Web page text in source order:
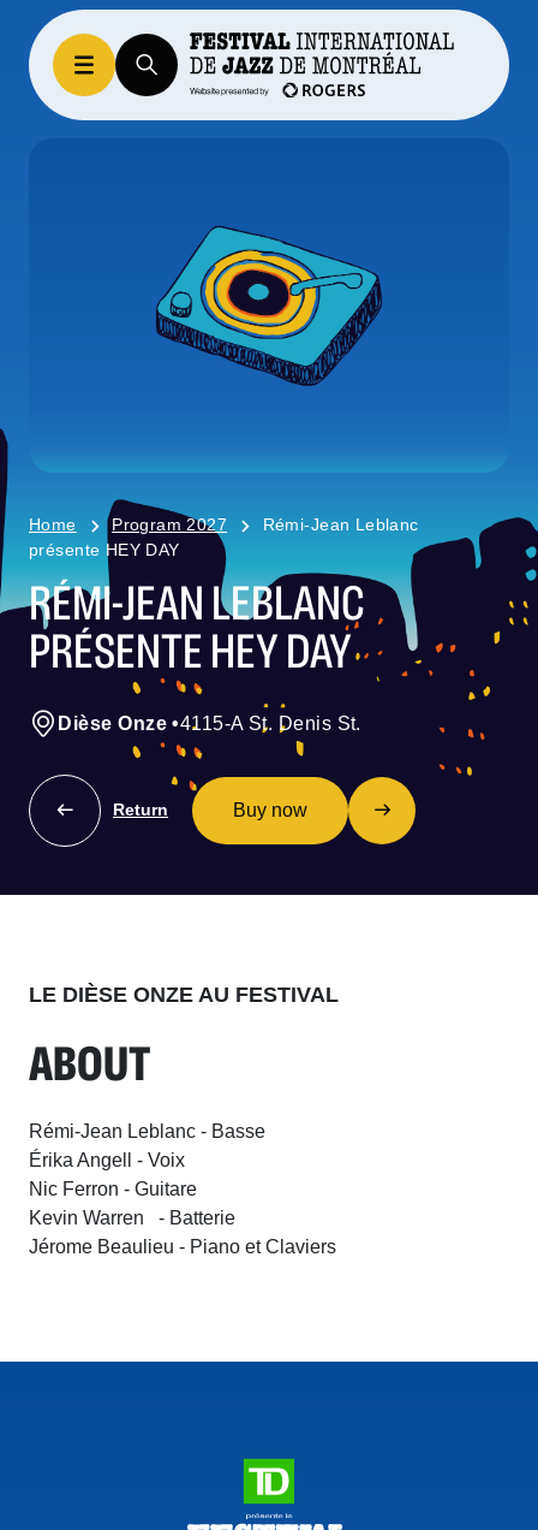
Home Program 2027
Rémi-Jean Leblanc
présente HEY DAY
RÉMI-JEAN LEBLANC
PRÉSENTE HEY DAY
Dièse Onze •4115-A St. Denis St.
Return Buy now
LE DIÈSE ONZE AU FESTIVAL
ABOUT
Rémi-Jean Leblanc - Basse
Érika Angell - Voix
Nic Ferron - Guitare
Kevin Warren - Batterie
Jérome Beaulieu - Piano et Claviers